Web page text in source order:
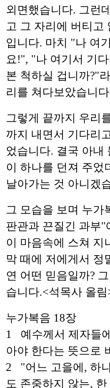
외면했습니다. 그런
고 그 자리에 버티고
입니다. 마치 "나 여
요!", "나 여기서 기
본 척하실 겁니까?"
리를 쳐다보았습니
그렇게 끝까지 우리
까지 내면서 기다리
었습니다. 결국 아내
이 하나를 던져 주었
날아가는 것 아니겠
그 모습을 보며 누가
판관과 끈질긴 과부"
이 마음속에 스쳐 지
막 때에 저에게서 정
연 어떤 믿음일까?
습니다.<석목사 올림
누가복음 18장
1 예수께서 제자들
아야 한다는 뜻으로
2 "어느 고을에, 하
도 존중하지 않는,